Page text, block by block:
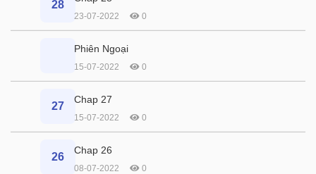
28
23-07-2022 0
Phiên Ngoại
15-07-2022 0
27
Chap 27
15-07-2022 0
26
Chap 26
08-07-2022 0